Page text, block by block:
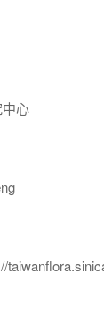
心